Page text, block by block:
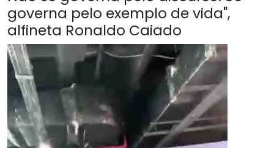
governa pelo exemplo de vida",
alfineta Ronaldo Caiado